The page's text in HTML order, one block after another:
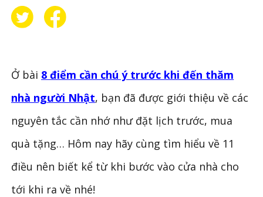
Ở bài 8 điểm cần chú ý trước khi đến thăm
nhà người Nhật, bạn đã được giới thiệu về các
nguyên tắc cần nhớ như đặt lịch trước, mua
quà tặng… Hôm nay hãy cùng tìm hiểu về 11
điều nên biết kể từ khi bước vào cửa nhà cho
tới khi ra về nhé!